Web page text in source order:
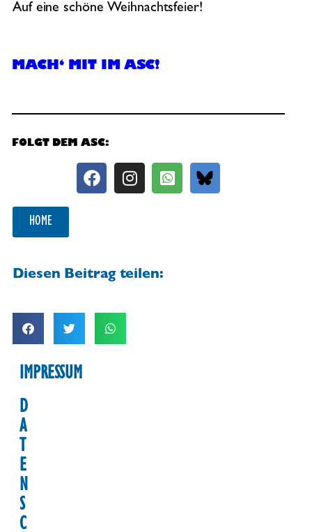
Auf eine schöne Weihnachtsfeier!
MACH‘ MIT IM ASC!
FOLGT DEM ASC:
HOME
Diesen Beitrag teilen:
IMPRESSUM
D
A
T
E
N
S
C